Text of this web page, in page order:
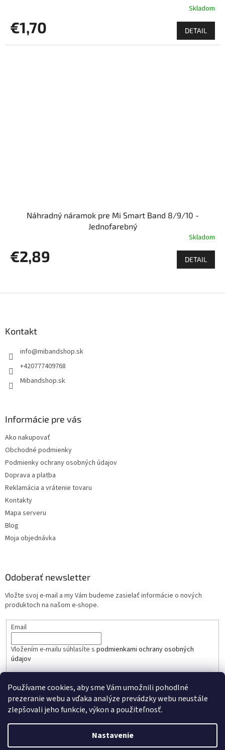
Používame cookies, aby sme Vám umožnili pohodlné
prezeranie webu a vďaka analýze prevádzky webu neustále
zlepšovali jeho funkcie, výkon a použiteľnosť.
Nastavenie
Skladom
€1,70 DETAIL
Náhradný náramok pre Mi Smart Band 8/9/10 -
Jednofarebný
Skladom
€2,89 DETAIL
Kontakt
info@mibandshop.sk
+420777409768
Mibandshop.sk
Informácie pre vás
Ako nakupovať
Obchodné podmienky
Podmienky ochrany osobných údajov
Doprava a platba
Reklamácia a vrátenie tovaru
Kontakty
Mapa serveru
Blog
Moja objednávka
Odoberať newsletter
Vložte svoj e-mail a my Vám budeme zasielať informácie o nových
produktoch na našom e-shope.
Email
Vložením e-mailu súhlasíte s podmienkami ochrany osobných
údajov
PRIHLÁSIŤ SA
Vytvoril Shoptet